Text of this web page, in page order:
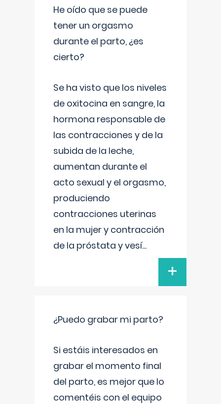
He oído que se puede
tener un orgasmo
durante el parto, ¿es
cierto?
Se ha visto que los niveles
de oxitocina en sangre, la
hormona responsable de
las contracciones y de la
subida de la leche,
aumentan durante el
acto sexual y el orgasmo,
produciendo
contracciones uterinas
en la mujer y contracción
de la próstata y vesí...
+
¿Puedo grabar mi parto?
Si estáis interesados en
grabar el momento final
del parto, es mejor que lo
comentéis con el equipo